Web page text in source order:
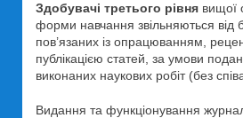
Здобувачі третього рівня вищої
форми навчання звільняються від
пов’язаних із опрацюванням,
публікацією статей, за умови
виконаних наукових робіт (без
Видання та функціонування